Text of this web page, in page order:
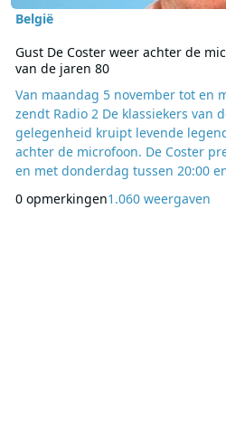
België
Gust De Coster weer achter de
van de jaren 80
Van maandag 5 november tot en
zendt Radio 2 De klassiekers van
gelegenheid kruipt levende
achter de microfoon. De Coster
en met donderdag tussen 20:00
onder meer The Wolf Banes, Dirk
0 opmerkingen1.060 weergaven